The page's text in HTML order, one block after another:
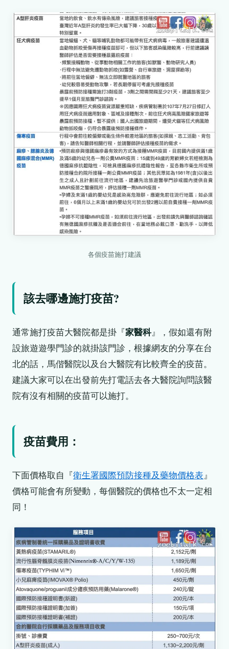
各個疫苗施打建議
該去哪邊施打疫苗?
通常施打疫苗大醫院都是掛『家醫科』，假如還有附
設旅遊遊學門診的就掛該門診，根據網友的分享在台
北的話，馬偕醫院以及台大醫院有比較齊全的疫苗。
建議大家可以在出發前先打電話去各大醫院詢問該醫
院有沒有相關的疫苗可以施打。
疫苗費用：
下面價格取自『衛生署國際預防接種及藥物價格表』
價格可能會有所變動，每個醫院的價格也不太一定相
同！